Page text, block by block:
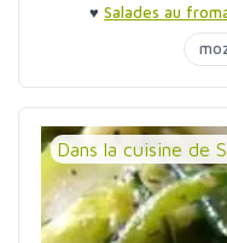
♥ Salades au
Dans la cuisine de